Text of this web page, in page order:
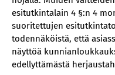
esitutkintalain 4 §:n 4
suoritettujen
todennäköistä, että
näyttöä
edellyttämästä